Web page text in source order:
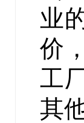
业
价
工
其